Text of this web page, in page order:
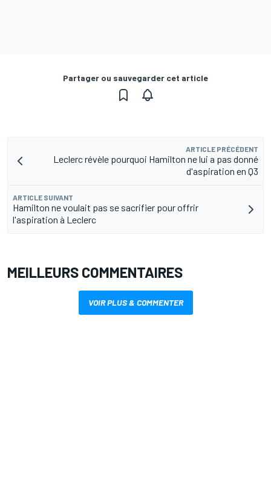
Partager ou sauvegarder cet article
ARTICLE PRÉCÉDENT
Leclerc révèle pourquoi Hamilton ne lui a pas donné
d'aspiration en Q3
ARTICLE SUIVANT
Hamilton ne voulait pas se sacrifier pour offrir
l'aspiration à Leclerc
MEILLEURS COMMENTAIRES
VOIR PLUS & COMMENTER